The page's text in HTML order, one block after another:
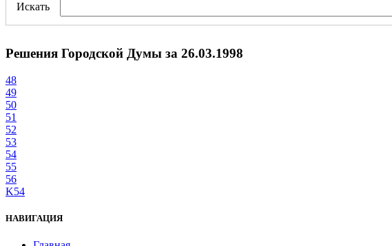
Искать
Решения Городской Думы за 26.03.1998
48
49
50
51
52
53
54
55
56
K54
НАВИГАЦИЯ